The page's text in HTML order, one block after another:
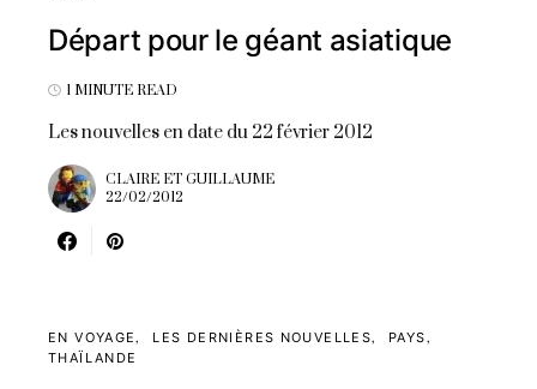
Départ pour le géant asiatique
1 MINUTE READ
Les nouvelles en date du 22 février 2012
CLAIRE ET GUILLAUME
22/02/2012
EN VOYAGE LES DERNIÈRES NOUVELLES
PAYS
THAÏLANDE